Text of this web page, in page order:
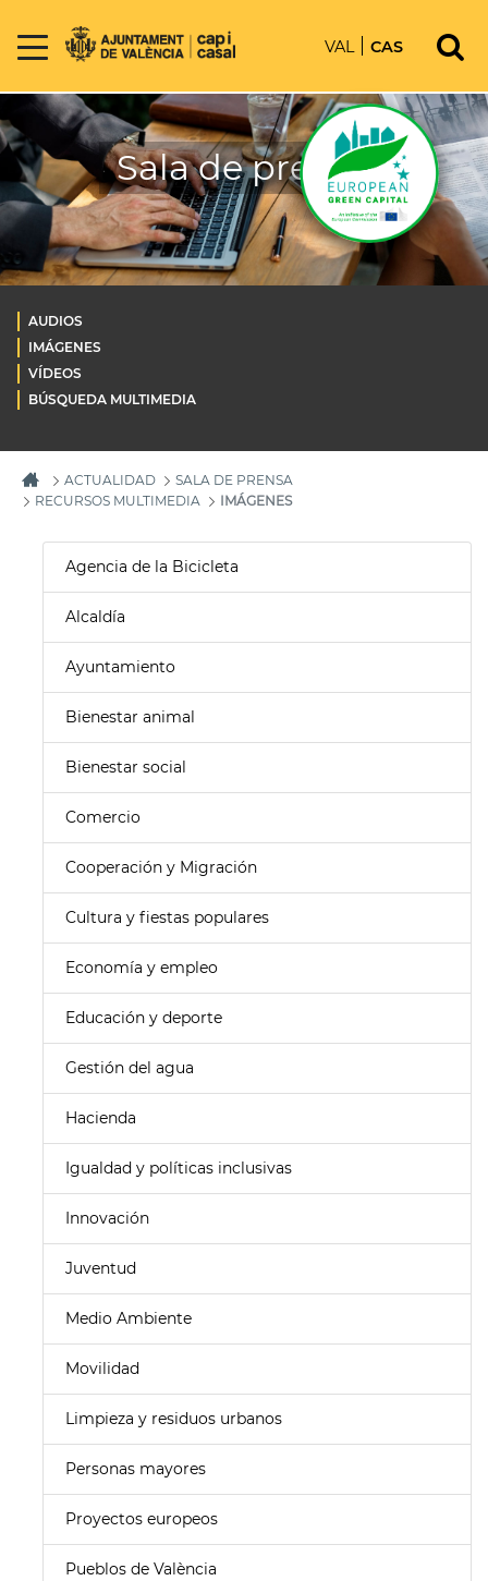
VAL CAS
Sala de prensa
AUDIOS
IMÁGENES
VÍDEOS
BÚSQUEDA MULTIMEDIA
ACTUALIDAD
SALA DE PRENSA
RECURSOS MULTIMEDIA
IMÁGENES
Agencia de la Bicicleta
Alcaldía
Ayuntamiento
Bienestar animal
Bienestar social
Comercio
Cooperación y Migración
Cultura y fiestas populares
Economía y empleo
Educación y deporte
Gestión del agua
Hacienda
Igualdad y políticas inclusivas
Innovación
Juventud
Medio Ambiente
Movilidad
Limpieza y residuos urbanos
Personas mayores
Proyectos europeos
Pueblos de València